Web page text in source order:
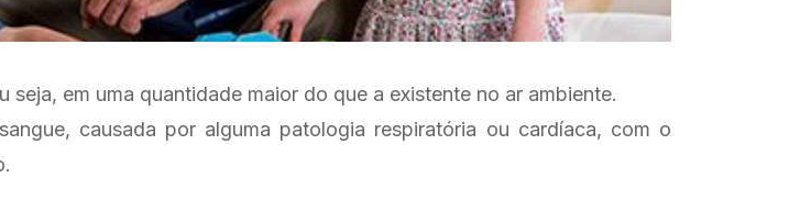
em uma quantidade maior do que a existente no ar ambiente.
causada por alguma patologia respiratória ou cardíaca, com o